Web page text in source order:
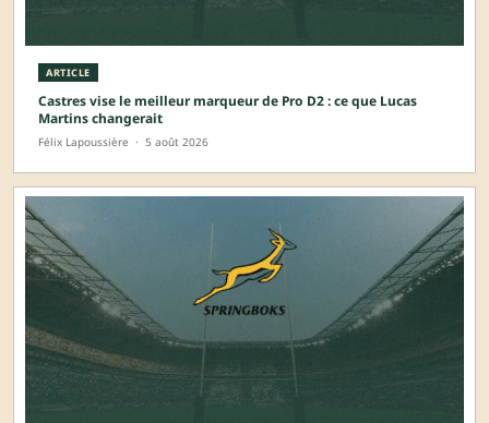
ARTICLE
Castres vise le meilleur marqueur de Pro D2 : ce que Lucas
Martins changerait
Félix Lapoussière · 5 août 2026